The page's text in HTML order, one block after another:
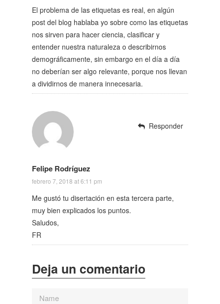
El problema de las etiquetas es real, en algún
post del blog hablaba yo sobre como las etiquetas
nos sirven para hacer ciencia, clasificar y
entender nuestra naturaleza o describirnos
demográficamente, sin embargo en el día a día
no deberían ser algo relevante, porque nos llevan
a dividirnos de manera innecesaria.
Felipe Rodríguez
febrero 7, 2018 at 6:11 pm
Me gustó tu disertación en esta tercera parte,
muy bien explicados los puntos.
Saludos,
FR
Responder